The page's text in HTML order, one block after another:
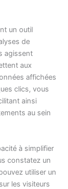
un outil
de
agissent
aux
affichées
clics, vous
ainsi
au sein
à simplifier
constatez un
utiliser un
les visiteurs